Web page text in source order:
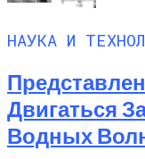
НАУКА И
Двигаться
Водных